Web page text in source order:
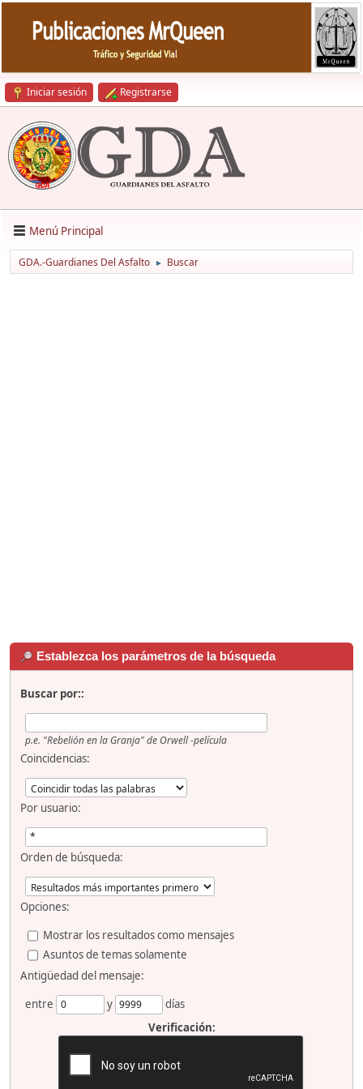
Iniciar sesión Registrarse
Menú Principal
GDA.-Guardianes Del Asfalto ► Buscar
Establezca los parámetros de la búsqueda
Buscar por::
p.e. "Rebelión en la Granja" de Orwell -película
Coincidencias:
Por usuario:
Orden de búsqueda:
Opciones:
Mostrar los resultados como mensajes
Asuntos de temas solamente
Antigüedad del mensaje:
entre
y
días
Verificación: